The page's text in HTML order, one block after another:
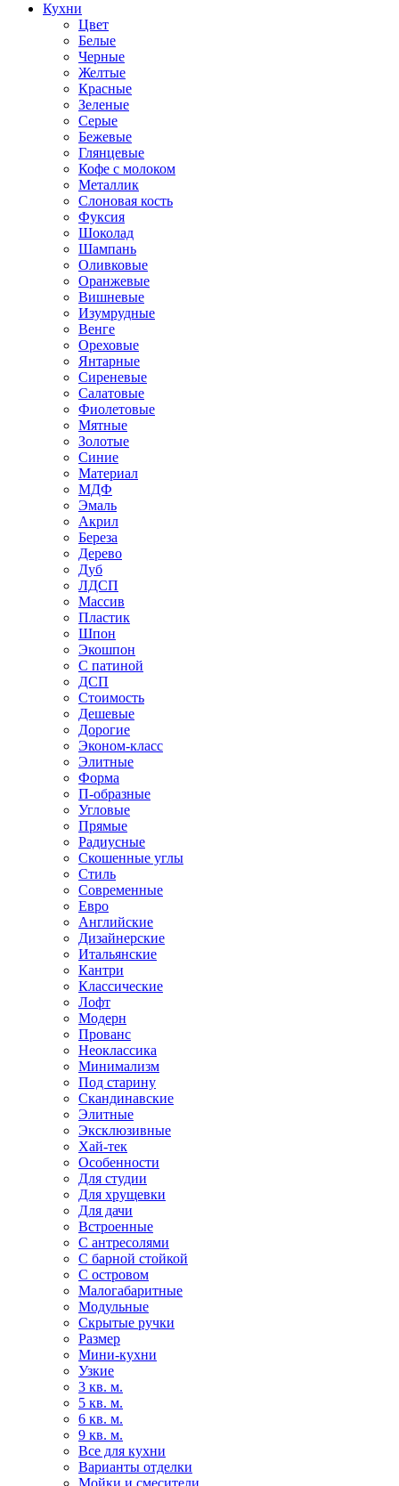
Кухни
Цвет
Белые
Черные
Желтые
Красные
Зеленые
Серые
Бежевые
Глянцевые
Кофе с молоком
Металлик
Слоновая кость
Фуксия
Шоколад
Шампань
Оливковые
Оранжевые
Вишневые
Изумрудные
Венге
Ореховые
Янтарные
Сиреневые
Салатовые
Фиолетовые
Мятные
Золотые
Синие
Материал
МДФ
Эмаль
Акрил
Береза
Дерево
Дуб
ЛДСП
Массив
Пластик
Шпон
Экошпон
С патиной
ДСП
Стоимость
Дешевые
Дорогие
Эконом-класс
Элитные
Форма
П-образные
Угловые
Прямые
Радиусные
Скошенные углы
Стиль
Современные
Евро
Английские
Дизайнерские
Итальянские
Кантри
Классические
Лофт
Модерн
Прованс
Неоклассика
Минимализм
Под старину
Скандинавские
Элитные
Эксклюзивные
Хай-тек
Особенности
Для студии
Для хрущевки
Для дачи
Встроенные
С антресолями
С барной стойкой
С островом
Малогабаритные
Модульные
Скрытые ручки
Размер
Мини-кухни
Узкие
3 кв. м.
5 кв. м.
6 кв. м.
9 кв. м.
Все для кухни
Варианты отделки
Мойки и смесители